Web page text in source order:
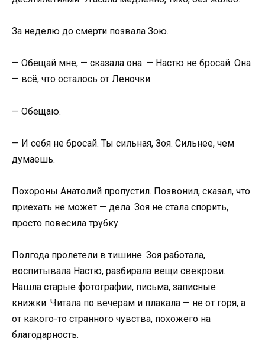
За неделю до смерти позвала Зою.
— Обещай мне, — сказала она. — Настю не бросай. Она
— всё, что осталось от Леночки.
— Обещаю.
— И себя не бросай. Ты сильная, Зоя. Сильнее, чем
думаешь.
Похороны Анатолий пропустил. Позвонил, сказал, что
приехать не может — дела. Зоя не стала спорить,
просто повесила трубку.
Полгода пролетели в тишине. Зоя работала,
воспитывала Настю, разбирала вещи свекрови.
Нашла старые фотографии, письма, записные
книжки. Читала по вечерам и плакала — не от горя, а
от какого-то странного чувства, похожего на
благодарность.